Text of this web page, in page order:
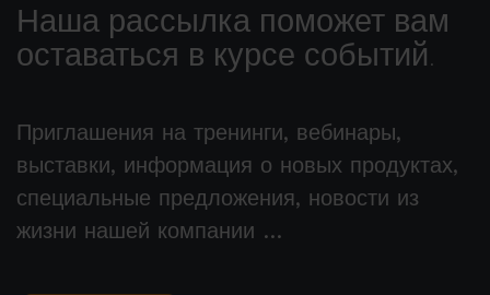
Наша рассылка поможет вам
оставаться в курсе событий.
Приглашения на тренинги, вебинары,
выставки, информация о новых продуктах,
специальные предложения, новости из
жизни нашей компании …